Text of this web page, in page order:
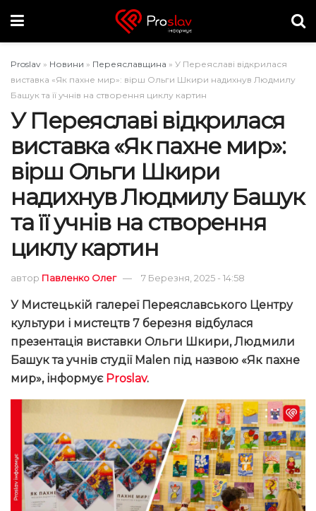
Proslav » Новини » Переяславщина » У Переяславі відкрилася
виставка «Як пахне мир»: вірш Ольги Шкири надихнув Людмилу
Башук та її учнів на створення циклу картин
У Переяславі відкрилася
виставка «Як пахне мир»:
вірш Ольги Шкири
надихнув Людмилу Башук
та її учнів на створення
циклу картин
автор Павленко Олег 7 Березня, 2025 - 14:58
У Мистецькій галереї Переяславського Центру
культури і мистецтв 7 березня відбулася
презентація виставки Ольги Шкири, Людмили
Башук та учнів студії Malen під назвою «Як пахне
мир», інформує Proslav.